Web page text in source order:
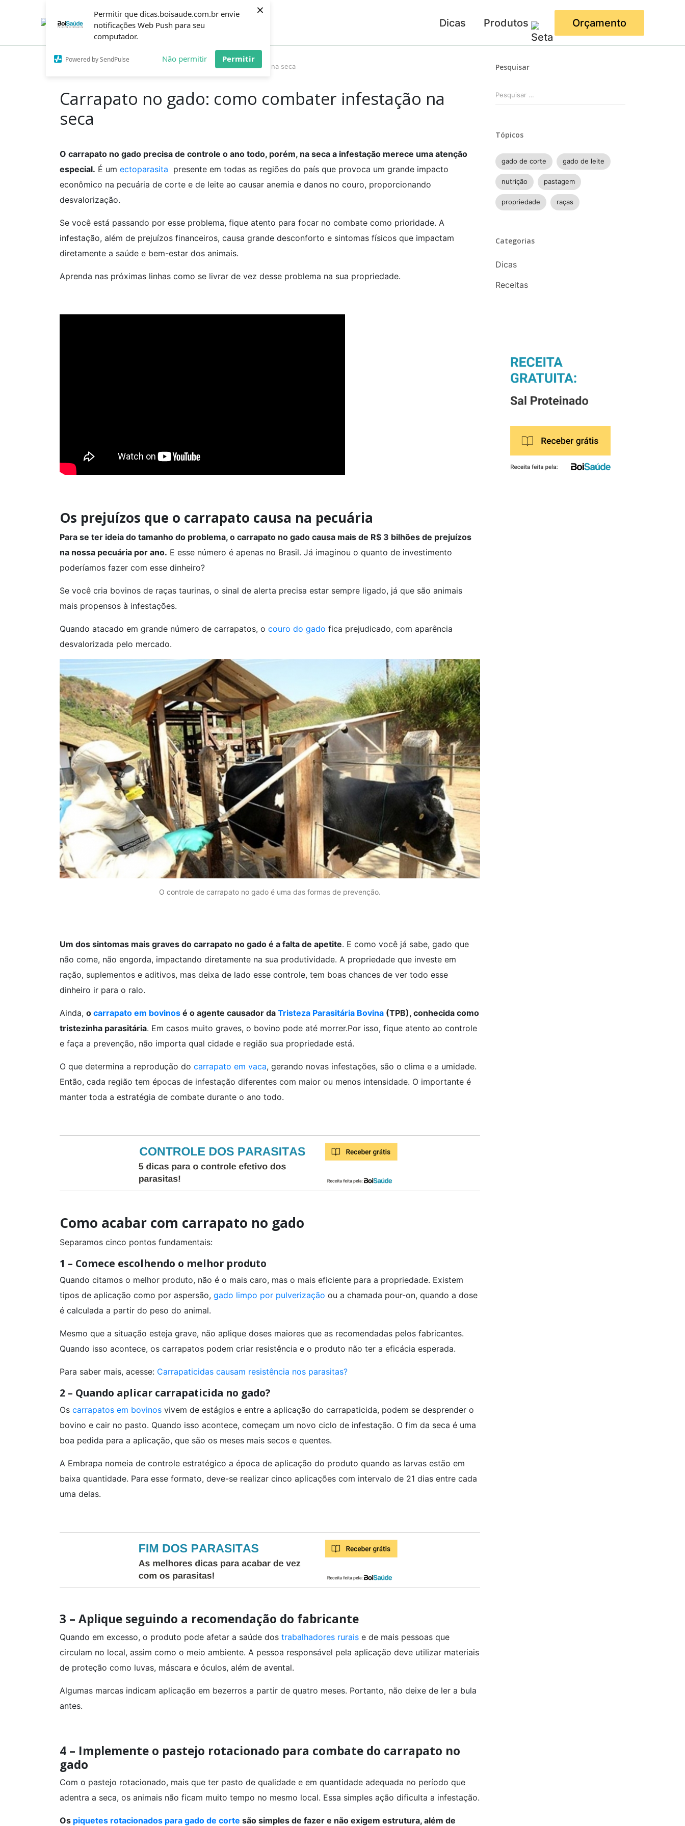
Permitir que dicas.boisaude.com.br envie
notificações Web Push para seu
computador.
Powered by SendPulse Não permitir Permitir
×
Dicas Produtos Orçamento
Carrapato no gado: como combater infestação na seca
Carrapato no gado: como combater infestação na
seca
O carrapato no gado precisa de controle o ano todo, porém, na seca a infestação merece uma atenção
especial. É um ectoparasita presente em todas as regiões do país que provoca um grande impacto
econômico na pecuária de corte e de leite ao causar anemia e danos no couro, proporcionando
desvalorização.
Se você está passando por esse problema, fique atento para focar no combate como prioridade. A
infestação, além de prejuízos financeiros, causa grande desconforto e sintomas físicos que impactam
diretamente a saúde e bem-estar dos animais.
Aprenda nas próximas linhas como se livrar de vez desse problema na sua propriedade.
Os prejuízos que o carrapato causa na pecuária
Para se ter ideia do tamanho do problema, o carrapato no gado causa mais de R$ 3 bilhões de prejuízos
na nossa pecuária por ano. E esse número é apenas no Brasil. Já imaginou o quanto de investimento
poderíamos fazer com esse dinheiro?
Se você cria bovinos de raças taurinas, o sinal de alerta precisa estar sempre ligado, já que são animais
mais propensos à infestações.
Quando atacado em grande número de carrapatos, o couro do gado fica prejudicado, com aparência
desvalorizada pelo mercado.
O controle de carrapato no gado é uma das formas de prevenção.
Um dos sintomas mais graves do carrapato no gado é a falta de apetite. E como você já sabe, gado que
não come, não engorda, impactando diretamente na sua produtividade. A propriedade que investe em
ração, suplementos e aditivos, mas deixa de lado esse controle, tem boas chances de ver todo esse
dinheiro ir para o ralo.
Ainda, o carrapato em bovinos é o agente causador da Tristeza Parasitária Bovina (TPB), conhecida como
tristezinha parasitária. Em casos muito graves, o bovino pode até morrer.Por isso, fique atento ao controle
e faça a prevenção, não importa qual cidade e região sua propriedade está.
O que determina a reprodução do carrapato em vaca, gerando novas infestações, são o clima e a umidade.
Então, cada região tem épocas de infestação diferentes com maior ou menos intensidade. O importante é
manter toda a estratégia de combate durante o ano todo.
Como acabar com carrapato no gado
Separamos cinco pontos fundamentais:
1 – Comece escolhendo o melhor produto
Quando citamos o melhor produto, não é o mais caro, mas o mais eficiente para a propriedade. Existem
tipos de aplicação como por aspersão, gado limpo por pulverização ou a chamada pour-on, quando a dose
é calculada a partir do peso do animal.
Mesmo que a situação esteja grave, não aplique doses maiores que as recomendadas pelos fabricantes.
Quando isso acontece, os carrapatos podem criar resistência e o produto não ter a eficácia esperada.
Para saber mais, acesse: Carrapaticidas causam resistência nos parasitas?
2 – Quando aplicar carrapaticida no gado?
Os carrapatos em bovinos vivem de estágios e entre a aplicação do carrapaticida, podem se desprender o
bovino e cair no pasto. Quando isso acontece, começam um novo ciclo de infestação. O fim da seca é uma
boa pedida para a aplicação, que são os meses mais secos e quentes.
A Embrapa nomeia de controle estratégico a época de aplicação do produto quando as larvas estão em
baixa quantidade. Para esse formato, deve-se realizar cinco aplicações com intervalo de 21 dias entre cada
uma delas.
3 – Aplique seguindo a recomendação do fabricante
Quando em excesso, o produto pode afetar a saúde dos trabalhadores rurais e de mais pessoas que
circulam no local, assim como o meio ambiente. A pessoa responsável pela aplicação deve utilizar materiais
de proteção como luvas, máscara e óculos, além de avental.
Algumas marcas indicam aplicação em bezerros a partir de quatro meses. Portanto, não deixe de ler a bula
antes.
4 – Implemente o pastejo rotacionado para combate do carrapato no
gado
Com o pastejo rotacionado, mais que ter pasto de qualidade e em quantidade adequada no período que
adentra a seca, os animais não ficam muito tempo no mesmo local. Essa simples ação dificulta a infestação.
Os piquetes rotacionados para gado de corte são simples de fazer e não exigem estrutura, além de
Pesquisar
por:
Tópicos
gado de corte gado de leite
nutrição pastagem
propriedade raças
Categorias
Dicas
Receitas